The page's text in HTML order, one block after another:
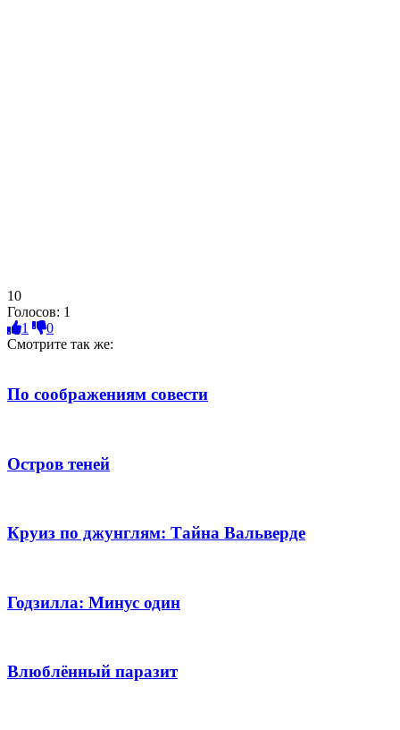
10
Голосов: 1
1
0
Смотрите так же:
По соображениям совести
Остров теней
Круиз по джунглям: Тайна Вальверде
Годзилла: Минус один
Влюблённый паразит